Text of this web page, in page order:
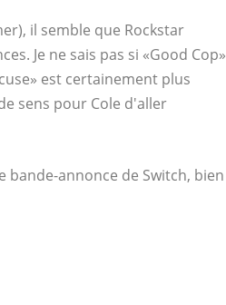
il semble que Rockstar
Je ne sais pas si «Good Cop»
est certainement plus
sens pour Cole d'aller
annonce de Switch, bien